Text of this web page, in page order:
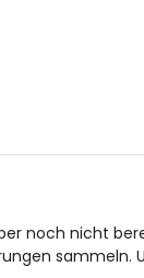
noch nicht
sammeln.